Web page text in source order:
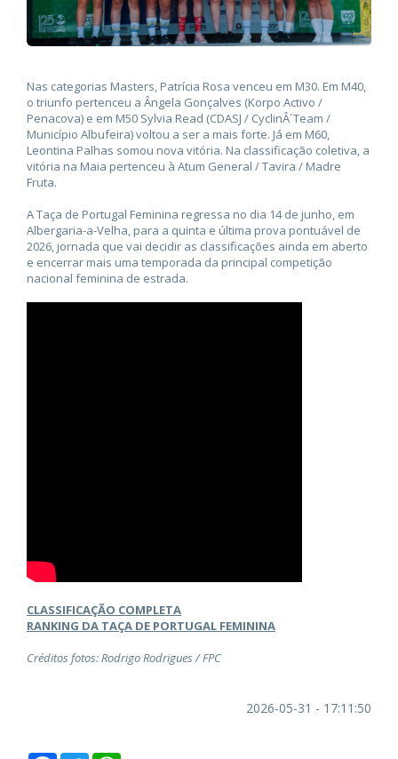
Nas categorias Masters, Patrícia Rosa venceu em M30. Em M40,
o triunfo pertenceu a Ângela Gonçalves (Korpo Activo /
Penacova) e em M50 Sylvia Read (CDASJ / CyclinÂ´Team /
Município Albufeira) voltou a ser a mais forte. Já em M60,
Leontina Palhas somou nova vitória. Na classificação coletiva, a
vitória na Maia pertenceu à Atum General / Tavira / Madre
Fruta.
A Taça de Portugal Feminina regressa no dia 14 de junho, em
Albergaria-a-Velha, para a quinta e última prova pontuável de
2026, jornada que vai decidir as classificações ainda em aberto
e encerrar mais uma temporada da principal competição
nacional feminina de estrada.
CLASSIFICAÇÃO COMPLETA
RANKING DA TAÇA DE PORTUGAL FEMININA
Créditos fotos: Rodrigo Rodrigues / FPC
2026-05-31 - 17:11:50